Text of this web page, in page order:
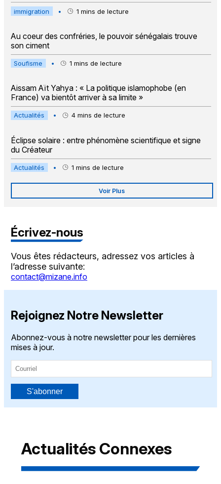
immigration • 1 mins de lecture
Au coeur des confréries, le pouvoir sénégalais trouve
son ciment
Soufisme • 1 mins de lecture
Aissam Aït Yahya : « La politique islamophobe (en
France) va bientôt arriver à sa limite »
Actualités • 4 mins de lecture
Éclipse solaire : entre phénomène scientifique et signe
du Créateur
Actualités • 1 mins de lecture
Voir Plus
Écrivez-nous
Vous êtes rédacteurs, adressez vos articles à
l’adresse suivante:
contact@mizane.info
Rejoignez Notre Newsletter
Abonnez-vous à notre newsletter pour les dernières
mises à jour.
S'abonner
Actualités Connexes